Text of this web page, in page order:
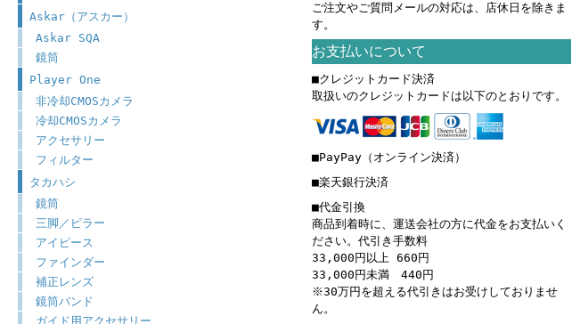
Askar（アスカー）
Askar SQA
鏡筒
Player One
非冷却CMOSカメラ
冷却CMOSカメラ
アクセサリー
フィルター
タカハシ
鏡筒
三脚／ピラー
アイピース
ファインダー
補正レンズ
鏡筒バンド
ガイド用アクセサリー
ご注文やご質問メールの対応は、店休日を除きま
す。
お支払いについて
■クレジットカード決済
取扱いのクレジットカードは以下のとおりです。
■PayPay（オンライン決済）
■楽天銀行決済
■代金引換
商品到着時に、運送会社の方に代金をお支払いく
ださい。代引き手数料
33,000円以上 660円
33,000円未満 440円
※30万円を超える代引きはお受けしておりませ
ん。